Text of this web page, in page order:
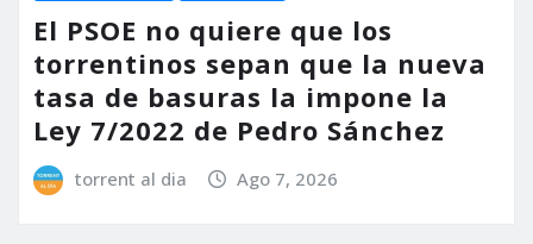
El PSOE no quiere que los
torrentinos sepan que la nueva
tasa de basuras la impone la
Ley 7/2022 de Pedro Sánchez
torrent al dia Ago 7, 2026